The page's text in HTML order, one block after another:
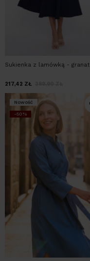
Sukienka z lamówką - granat
217,42 ZŁ
Nowość
-50%